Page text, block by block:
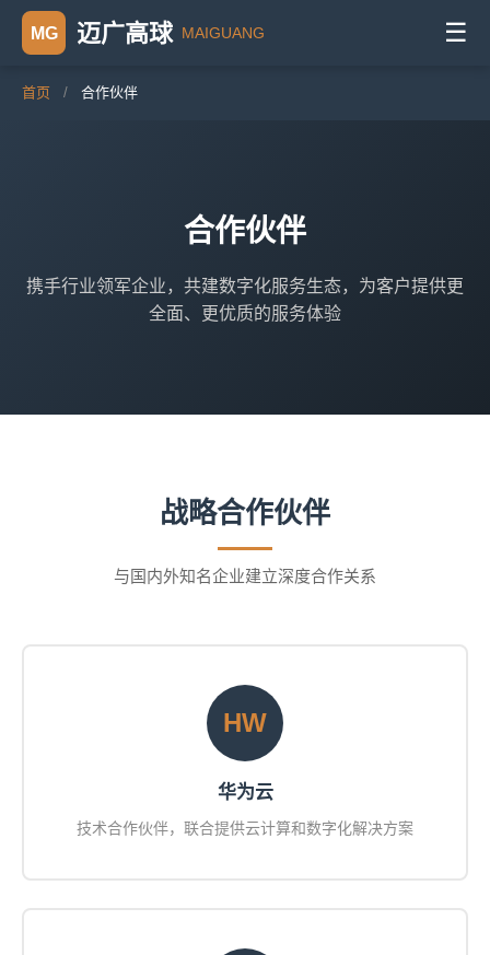
MG 迈广高球 MAIGUANG ☰
首页 / 合作伙伴
合作伙伴
携手行业领军企业，共建数字化服务生态，为客户提供更
全面、更优质的服务体验
战略合作伙伴
与国内外知名企业建立深度合作关系
HW
华为云
技术合作伙伴，联合提供云计算和数字化解决方案